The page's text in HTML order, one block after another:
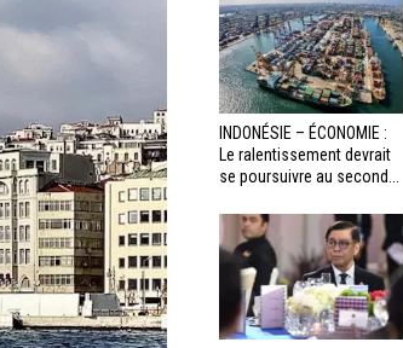
INDONÉSIE – ÉCONOMIE :
Le ralentissement devrait
se poursuivre au second...